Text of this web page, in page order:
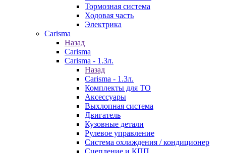
Тормозная система
Ходовая часть
Электрика
Carisma
Назад
Carisma
Carisma - 1.3л.
Назад
Carisma - 1.3л.
Комплекты для ТО
Аксессуары
Выхлопная система
Двигатель
Кузовные детали
Рулевое управление
Система охлаждения / кондиционер
Сцепление и КПП